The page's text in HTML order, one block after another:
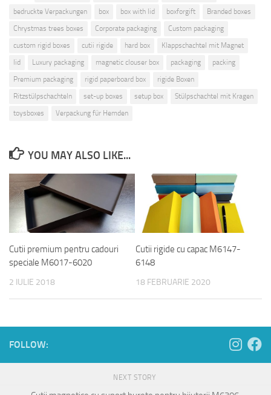
bedruckte Verpackungen box box with lid boxforgift
Branded boxes
Chrystmas trees boxes
Corporate packaging
Custom packaging
custom rigid boxes
cutii rigide hard box
Klappschachtel mit Magnet
lid
Luxury packaging magnetic clouser box packaging
packing
Premium packaging
rigid paperboard box
rigide Boxen
Ritzstülpschachteln
set-up boxes setup box
Stülpschachtel mit Kragen
toysboxes
Verpackung für Hemden
YOU MAY ALSO LIKE...
Cutii premium pentru cadouri
speciale M6017-6020
2 IULIE 2018
Cutii rigide cu capac M6147-
6148
18 FEBRUARIE 2020
FOLLOW:
NEXT STORY